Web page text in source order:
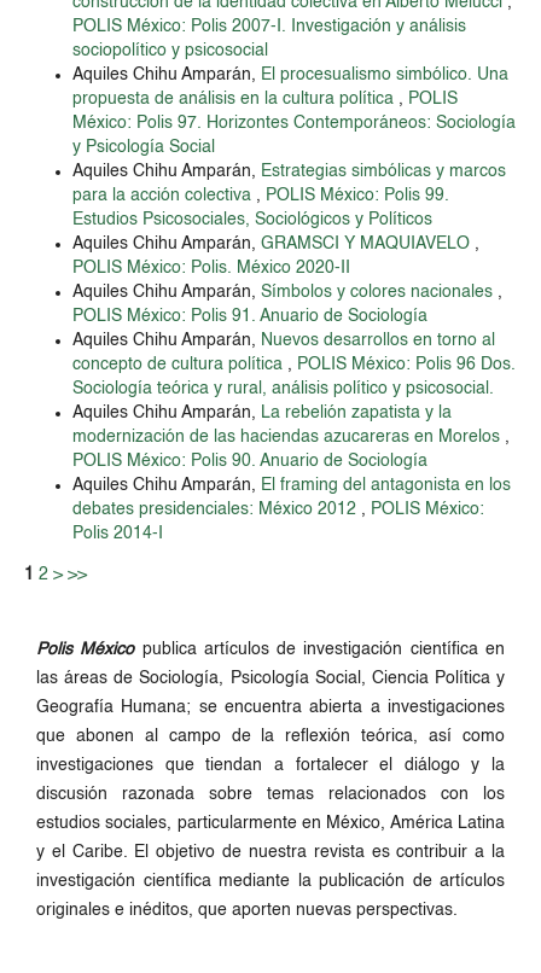
POLIS México: Polis 2007-I. Investigación y análisis
sociopolítico y psicosocial
Aquiles Chihu Amparán, El procesualismo simbólico. Una
propuesta de análisis en la cultura política , POLIS
México: Polis 97. Horizontes Contemporáneos: Sociología
y Psicología Social
Aquiles Chihu Amparán, Estrategias simbólicas y marcos
para la acción colectiva , POLIS México: Polis 99.
Estudios Psicosociales, Sociológicos y Políticos
Aquiles Chihu Amparán, GRAMSCI Y MAQUIAVELO ,
POLIS México: Polis. México 2020-II
Aquiles Chihu Amparán, Símbolos y colores nacionales ,
POLIS México: Polis 91. Anuario de Sociología
Aquiles Chihu Amparán, Nuevos desarrollos en torno al
concepto de cultura política , POLIS México: Polis 96 Dos.
Sociología teórica y rural, análisis político y psicosocial.
Aquiles Chihu Amparán, La rebelión zapatista y la
modernización de las haciendas azucareras en Morelos ,
POLIS México: Polis 90. Anuario de Sociología
Aquiles Chihu Amparán, El framing del antagonista en los
debates presidenciales: México 2012 , POLIS México:
Polis 2014-I
1 2 > >>
Polis Méxicopublica artículos de investigación científica en
las áreas de Sociología, Psicología Social, Ciencia Política y
Geografía Humana; se encuentra abierta a investigaciones
que abonen al campo de la reflexión teórica, así como
investigaciones que tiendan a fortalecer el diálogo y la
discusión razonada sobre temas relacionados con los
estudios sociales, particularmente en México, América Latina
y el Caribe. El objetivo de nuestra revista es contribuir a la
investigación científica mediante la publicación de artículos
originales e inéditos, que aporten nuevas perspectivas.